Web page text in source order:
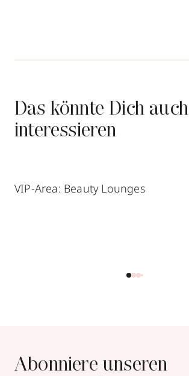
Das könnte Dich auch
interessieren
VIP-Area: Beauty Lounges
Abonniere unseren